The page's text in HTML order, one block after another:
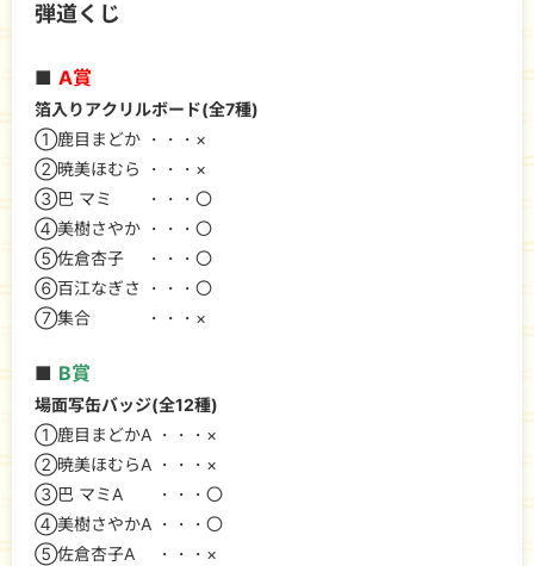
弾道くじ
■ A賞
箔入りアクリルボード(全7種)
①鹿目まどか ・・・×
②暁美ほむら ・・・×
③巴 マミ ・・・〇
④美樹さやか ・・・〇
⑤佐倉杏子 ・・・〇
⑥百江なぎさ ・・・〇
⑦集合 ・・・×
■ B賞
場面写缶バッジ(全12種)
①鹿目まどかA ・・・×
②暁美ほむらA ・・・×
③巴 マミA ・・・〇
④美樹さやかA ・・・〇
⑤佐倉杏子A ・・・×